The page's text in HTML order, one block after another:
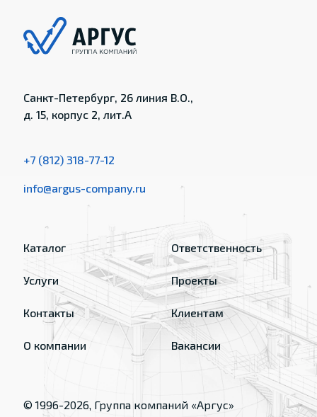
Санкт-Петербург, 26 линия В.О.,
д. 15, корпус 2, лит.А
+7 (812) 318-77-12
info@argus-company.ru
Каталог
Услуги
Контакты
О компании
Ответственность
Проекты
Клиентам
Вакансии
© 1996-2026, Группа компаний «Аргус»